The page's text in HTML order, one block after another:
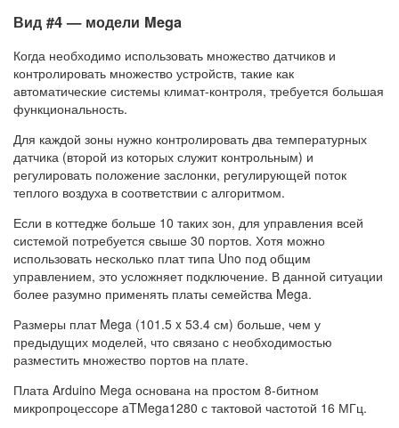
Вид #4 — модели Mega
Когда необходимо использовать множество датчиков и
контролировать множество устройств, такие как
автоматические системы климат-контроля, требуется большая
функциональность.
Для каждой зоны нужно контролировать два температурных
датчика (второй из которых служит контрольным) и
регулировать положение заслонки, регулирующей поток
теплого воздуха в соответствии с алгоритмом.
Если в коттедже больше 10 таких зон, для управления всей
системой потребуется свыше 30 портов. Хотя можно
использовать несколько плат типа Uno под общим
управлением, это усложняет подключение. В данной ситуации
более разумно применять платы семейства Mega.
Размеры плат Mega (101.5 x 53.4 см) больше, чем у
предыдущих моделей, что связано с необходимостью
разместить множество портов на плате.
Плата Arduino Mega основана на простом 8-битном
микропроцессоре aTMega1280 с тактовой частотой 16 МГц.